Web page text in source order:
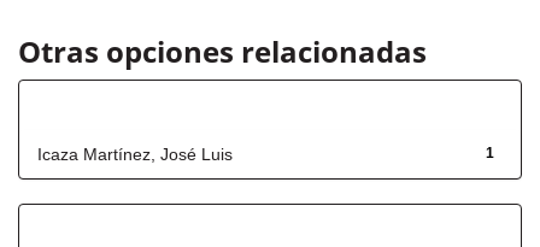
Otras opciones relacionadas
1
Icaza Martínez, José Luis